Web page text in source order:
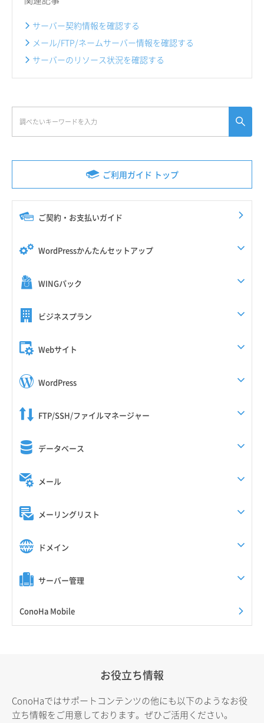
ご利用ガイド トップ
ご契約・お支払いガイド
WordPressかんたんセットアップ
WINGパック
ビジネスプラン
Webサイト
WordPress
FTP/SSH/ファイルマネージャー
データベース
メール
メーリングリスト
ドメイン
サーバー管理
ConoHa Mobile
サーバー契約情報を確認する
メール/FTP/ネームサーバー情報を確認する
サーバーのリソース状況を確認する
お役立ち情報
ConoHaではサポートコンテンツの他にも以下のようなお役
立ち情報をご用意しております。ぜひご活用ください。